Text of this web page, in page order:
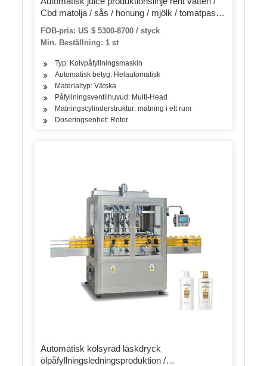
Cbd matolja / sås / honung / mjölk / tomatpasta
påfyllnings- och kapslingsmaskin
FOB-pris: US $ 5300-8700 / styck
Min. Beställning: 1 st
Typ: Kolvpåfyllningsmaskin
Automatisk betyg: Helautomatisk
Materialtyp: Vätska
Påfyllningsventilhuvud: Multi-Head
Matningscylinderstruktur: matning i ett rum
Doseringsenhet: Rotor
Automatisk kolsyrad läskdryck
ölpåfyllningsledningsproduktion /